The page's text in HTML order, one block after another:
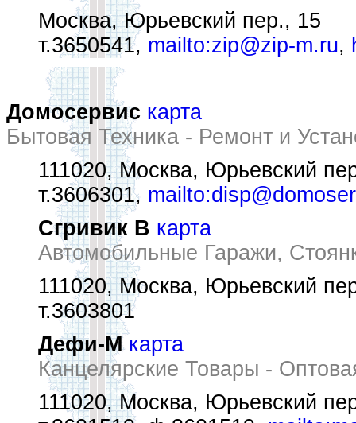
Москва, Юрьевский пер., 15
т.3650541, mailto:zip@zip-m.ru,
Домосервис карта
Бытовая Техника - Ремонт и
111020, Москва, Юрьевский
т.3606301,
Сгривик В карта
Автомобильные Гаражи,
111020, Москва, Юрьевский
т.3603801
Дефи-М карта
Канцелярские Товары -
111020, Москва, Юрьевский